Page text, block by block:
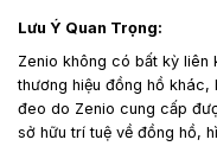
Lưu Ý Quan Trọng:
Zenio không có bất kỳ
thương hiệu đồng hồ khác,
đeo do Zenio cung cấp
sở hữu trí tuệ về đồng hồ,